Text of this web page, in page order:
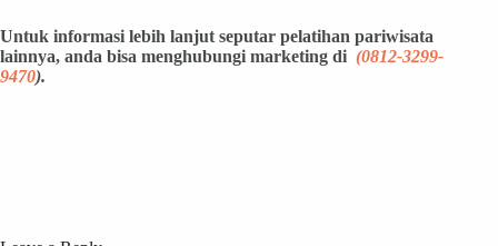
Untuk informasi lebih lanjut seputar pelatihan pariwisata
lainnya, anda bisa menghubungi marketing di (0812-3299-
9470).